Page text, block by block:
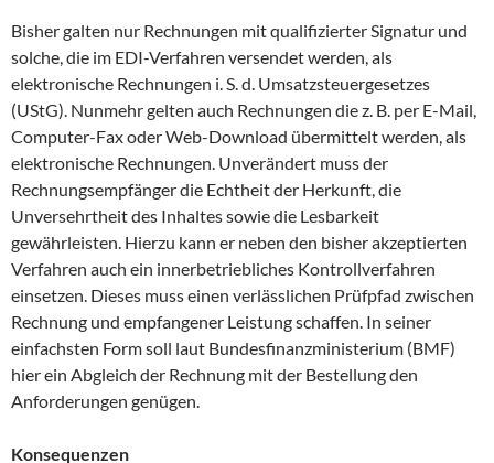
Bisher galten nur Rechnungen mit qualifizierter Signatur und
solche, die im EDI-Verfahren versendet werden, als
elektronische Rechnungen i. S. d. Umsatzsteuergesetzes
(UStG). Nunmehr gelten auch Rechnungen die z. B. per E-Mail,
Computer-Fax oder Web-Download übermittelt werden, als
elektronische Rechnungen. Unverändert muss der
Rechnungsempfänger die Echtheit der Herkunft, die
Unversehrtheit des Inhaltes sowie die Lesbarkeit
gewährleisten. Hierzu kann er neben den bisher akzeptierten
Verfahren auch ein innerbetriebliches Kontrollverfahren
einsetzen. Dieses muss einen verlässlichen Prüfpfad zwischen
Rechnung und empfangener Leistung schaffen. In seiner
einfachsten Form soll laut Bundesfinanzministerium (BMF)
hier ein Abgleich der Rechnung mit der Bestellung den
Anforderungen genügen.
Konsequenzen